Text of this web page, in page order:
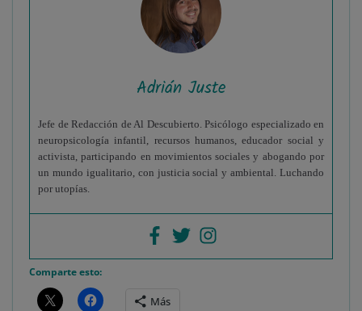
Adrián Juste
Jefe de Redacción de Al Descubierto. Psicólogo especializado en
neuropsicología infantil, recursos humanos, educador social y
activista, participando en movimientos sociales y abogando por
un mundo igualitario, con justicia social y ambiental. Luchando
por utopías.
Comparte esto:
Más